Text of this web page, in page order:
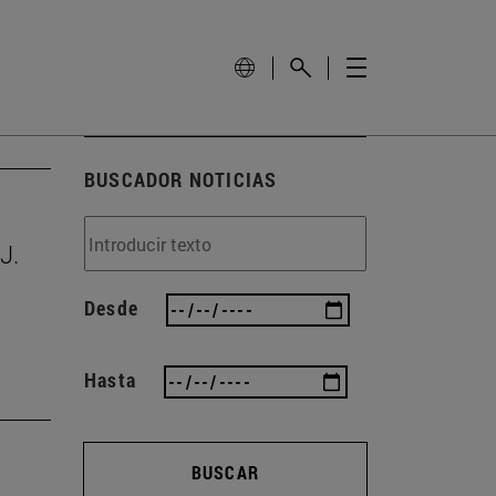
BUSCADOR NOTICIAS
Desde
Hasta
BUSCAR